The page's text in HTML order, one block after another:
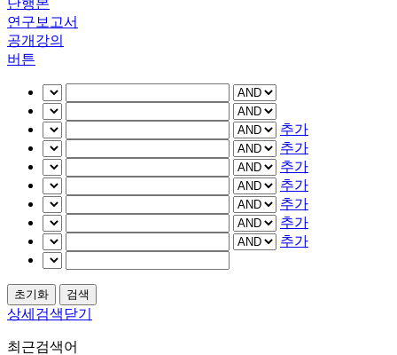
단행본
연구보고서
공개강의
버튼
추가
추가
추가
추가
추가
추가
추가
상세검색닫기
최근검색어